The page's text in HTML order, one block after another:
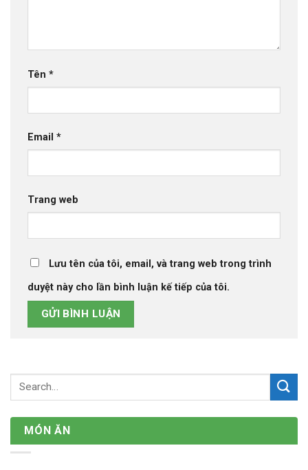
Tên *
Email *
Trang web
Lưu tên của tôi, email, và trang web trong trình
duyệt này cho lần bình luận kế tiếp của tôi.
MÓN ĂN